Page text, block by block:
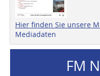
Hier finden Sie unsere
Mediadaten
FM